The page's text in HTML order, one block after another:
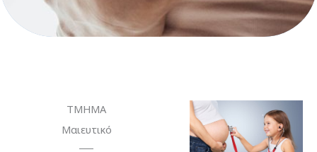
ΤΜΗΜΑ
Μαιευτικό